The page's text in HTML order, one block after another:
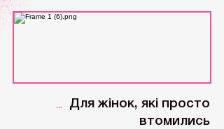
Для жінок, які просто
втомились